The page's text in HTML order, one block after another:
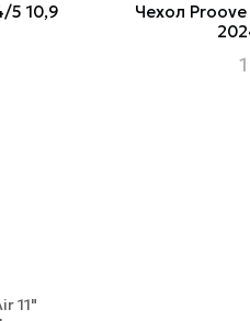
5 10,9
Чехол Proove